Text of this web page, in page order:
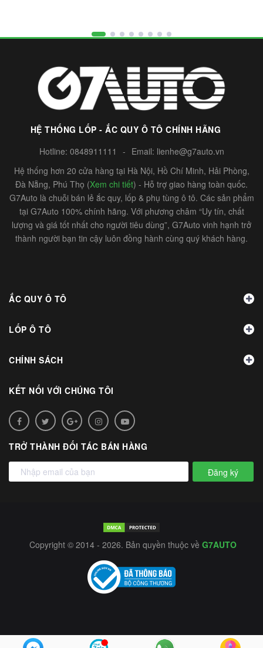
HỆ THỐNG LỐP - ẮC QUY Ô TÔ CHÍNH HÃNG
Hotline: 0848911111 - Email: lienhe@g7auto.vn
Hệ thống hơn 20 cửa hàng tại Hà Nội, Hồ Chí Minh, Hải Phòng,
Đà Nẵng, Phú Thọ (Xem chi tiết) - Hỗ trợ giao hàng toàn quốc.
G7Auto là chuỗi bán lẻ ắc quy, lốp & phụ tùng ô tô. Các sản phẩm
tại G7Auto 100% chính hãng. Với phương châm “Uy tín, chất
lượng và giá tốt nhất cho người tiêu dùng”, G7Auto vinh hạnh trở
thành người bạn tin cậy luôn đồng hành cùng quý khách hàng.
ẮC QUY Ô TÔ
LỐP Ô TÔ
CHÍNH SÁCH
KẾT NỐI VỚI CHÚNG TÔI
TRỞ THÀNH ĐỐI TÁC BÁN HÀNG
Đăng ký
Copyright © 2014 - 2026. Bản quyền thuộc về G7AUTO